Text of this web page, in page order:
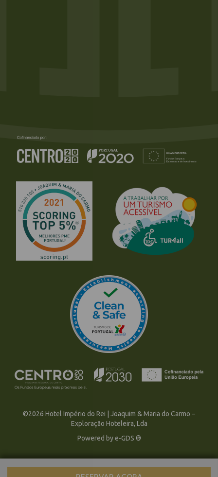
©2026 Hotel Império do Rei | Joaquim & Maria do Carmo –
Exploração Hoteleira, Lda
Powered bye-GDS ®